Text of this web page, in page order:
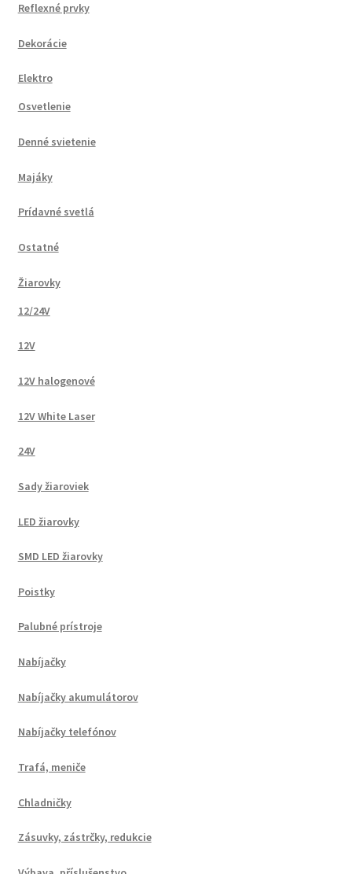
Reflexné prvky
Dekorácie
Elektro
Osvetlenie
Denné svietenie
Majáky
Prídavné svetlá
Ostatné
Žiarovky
12/24V
12V
12V halogenové
12V White Laser
24V
Sady žiaroviek
LED žiarovky
SMD LED žiarovky
Poistky
Palubné prístroje
Nabíjačky
Nabíjačky akumulátorov
Nabíjačky telefónov
Trafá, meniče
Chladničky
Zásuvky, zástrčky, redukcie